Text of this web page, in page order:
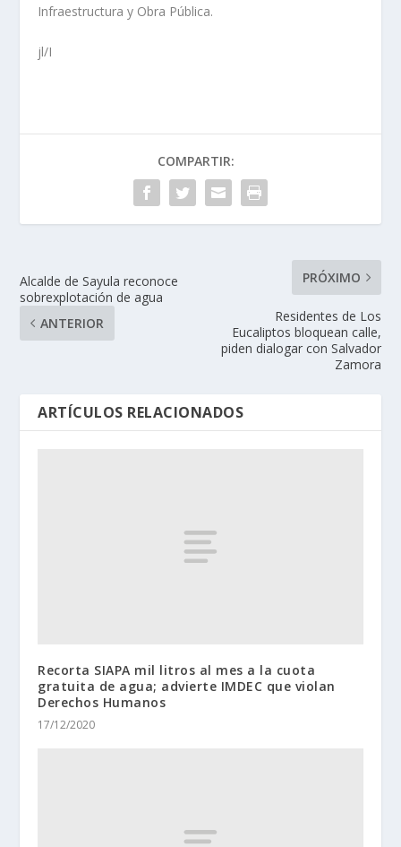
Infraestructura y Obra Pública.
jl/I
COMPARTIR:
Alcalde de Sayula reconoce
sobrexplotación de agua
ANTERIOR
PRÓXIMO
Residentes de Los
Eucaliptos bloquean calle,
piden dialogar con Salvador
Zamora
ARTÍCULOS RELACIONADOS
Recorta SIAPA mil litros al mes a la cuota
gratuita de agua; advierte IMDEC que violan
Derechos Humanos
17/12/2020